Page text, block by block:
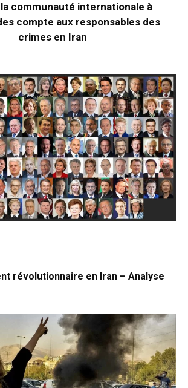
communauté internationale à
compte aux responsables des
crimes en Iran
révolutionnaire en Iran – Analyse